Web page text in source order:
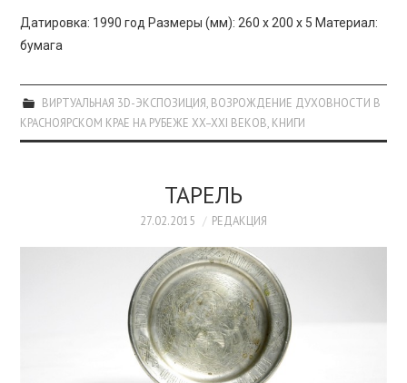
Датировка: 1990 год Размеры (мм): 260 х 200 х 5 Материал:
бумага
ВИРТУАЛЬНАЯ 3D-ЭКСПОЗИЦИЯ, ВОЗРОЖДЕНИЕ ДУХОВНОСТИ В
КРАСНОЯРСКОМ КРАЕ НА РУБЕЖЕ XX–XXI ВЕКОВ, КНИГИ
ТАРЕЛЬ
27.02.2015 РЕДАКЦИЯ